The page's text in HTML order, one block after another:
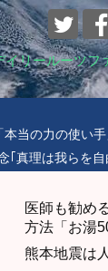
イリールーツ
当の力の使い手
｢真理は我らを自
医師も勧め
方法「お湯
熊本地震は